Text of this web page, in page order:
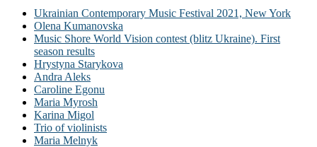
Ukrainian Contemporary Music Festival 2021, New York
Olena Kumanovska
Music Shore World Vision contest (blitz Ukraine). First
season results
Hrystyna Starykova
Andra Aleks
Caroline Egonu
Maria Myrosh
Karina Migol
Trio of violinists
Maria Melnyk